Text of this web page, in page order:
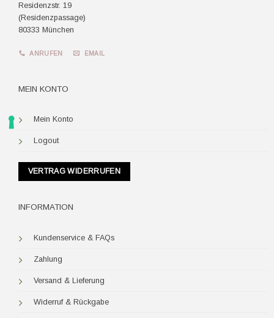
Residenzstr. 19
(Residenzpassage)
80333 München
ANRUFEN EMAIL
MEIN KONTO
Mein Konto
Logout
VERTRAG WIDERRUFEN
INFORMATION
Kundenservice & FAQs
Zahlung
Versand & Lieferung
Widerruf & Rückgabe